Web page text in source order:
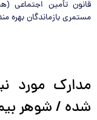
مستمری بازماندگان بهره
مدارک مورد
شده / شوهر